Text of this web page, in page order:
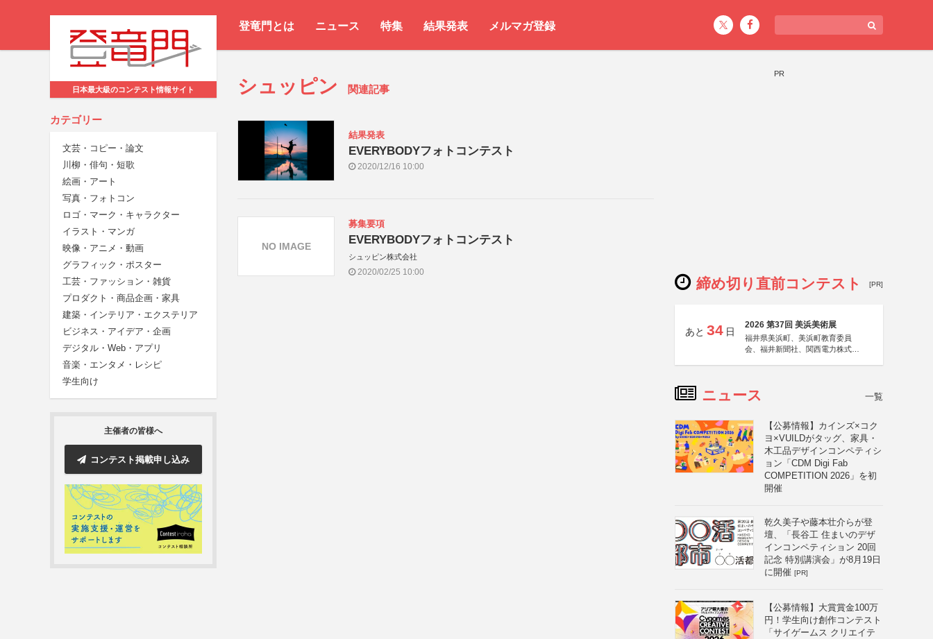
登竜門とは ニュース 特集 結果発表 メルマガ登録
日本最大級のコンテスト情報サイト
カテゴリー
文芸・コピー・論文
川柳・俳句・短歌
絵画・アート
写真・フォトコン
ロゴ・マーク・キャラクター
イラスト・マンガ
映像・アニメ・動画
グラフィック・ポスター
工芸・ファッション・雑貨
プロダクト・商品企画・家具
建築・インテリア・エクステリア
ビジネス・アイデア・企画
デジタル・Web・アプリ
音楽・エンタメ・レシピ
学生向け
主催者の皆様へ
コンテスト掲載申し込み
シュッピン 関連記事
結果発表
EVERYBODYフォトコンテスト
2020/12/16 10:00
募集要項
EVERYBODYフォトコンテスト
シュッピン株式会社
2020/02/25 10:00
NO IMAGE
PR
締め切り直前コンテスト [PR]
あと 34 日
2026 第37回 美浜美術展
福井県美浜町、美浜町教育委員
会、福井新聞社、関西電力株式会
ニュース 一覧
【公募情報】カインズ×コク
ヨ×VUILDがタッグ、家具・
木工品デザインコンペティシ
ョン「CDM Digi Fab
COMPETITION 2026」を初
開催
乾久美子や藤本壮介らが登
壇、「長谷工 住まいのデザ
インコンペティション 20回
記念 特別講演会」が8月19日
に開催 [PR]
【公募情報】大賞賞金100万
円！学生向け創作コンテスト
「サイゲームス クリエイテ